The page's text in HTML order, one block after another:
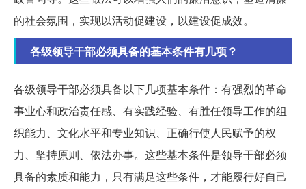
的社会氛围，实现以活动促建设，以建设促成效。
各级领导干部必须具备的基本条件有几项？
各级领导干部必须具备以下几项基本条件： 有强烈的革命
事业心和政治责任感、有实践经验、有胜任领导工作的组
织能力、文化水平和专业知识、正确行使人民赋予的权
力、坚持原则、依法办事。这些基本条件是领导干部必须
具备的素质和能力，只有满足这些条件，才能履行好自己